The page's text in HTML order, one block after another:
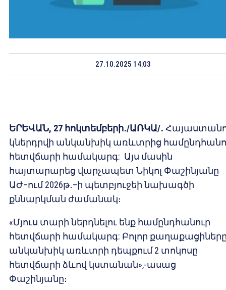
27.10.2025 14:03
ԵՐԵՎԱՆ, 27 հոկտեմբերի․/ԱՌԿԱ/․
կներդրվի անկանխիկ առևտրից
հետվճարի համակարգ: Այս մասին
հայտարարեց վարչապետ Նիկոլ Փաշինյանը
ԱԺ–ում 2026թ․–ի պետբյուջեի նախագծի
քննարկման ժամանակ։
«Մյուս տարի ներդնելու ենք համընդհանուր
հետվճարի համակարգ: Բոլոր
անկանխիկ առևտրի դեպքում 2 տոկոսը
հետվճարի ձևով կստանան»,-ասաց
Փաշինյանը։